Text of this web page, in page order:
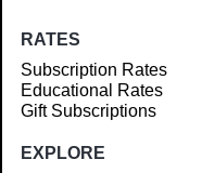
RATES
Subscription Rates
Educational Rates
Gift Subscriptions
EXPLORE